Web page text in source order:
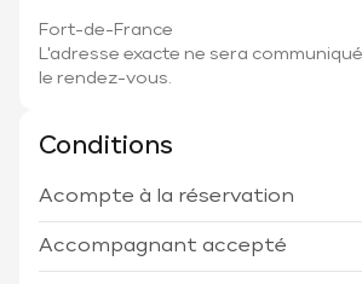
Fort-de-France
L'adresse exacte ne sera
le rendez-vous.
Conditions
Acompte à la réservation
Accompagnant accepté